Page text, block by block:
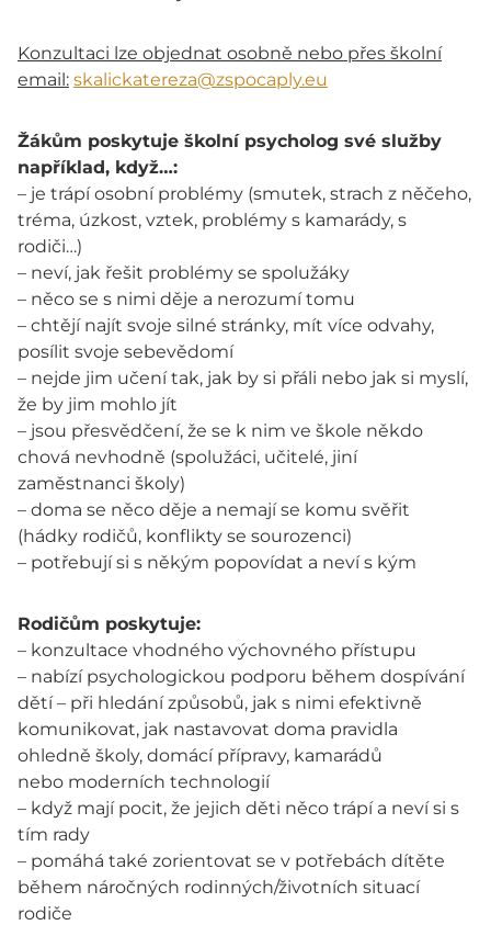
Konzultaci lze objednat osobně nebo přes školní
email: skalickatereza@zspocaply.eu
Žákům poskytuje školní psycholog své služby
například, když…:
– je trápí osobní problémy (smutek, strach z něčeho,
tréma, úzkost, vztek, problémy s kamarády, s
rodiči…)
– neví, jak řešit problémy se spolužáky
– něco se s nimi děje a nerozumí tomu
– chtějí najít svoje silné stránky, mít více odvahy,
posílit svoje sebevědomí
– nejde jim učení tak, jak by si přáli nebo jak si myslí,
že by jim mohlo jít
– jsou přesvědčení, že se k nim ve škole někdo
chová nevhodně (spolužáci, učitelé, jiní
zaměstnanci školy)
– doma se něco děje a nemají se komu svěřit
(hádky rodičů, konflikty se sourozenci)
– potřebují si s někým popovídat a neví s kým
Rodičům poskytuje:
– konzultace vhodného výchovného přístupu
– nabízí psychologickou podporu během dospívání
dětí – při hledání způsobů, jak s nimi efektivně
komunikovat, jak nastavovat doma pravidla
ohledně školy, domácí přípravy, kamarádů
nebo moderních technologií
– když mají pocit, že jejich děti něco trápí a neví si s
tím rady
– pomáhá také zorientovat se v potřebách dítěte
během náročných rodinných/životních situací
rodiče